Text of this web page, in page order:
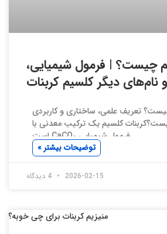
چیست؟ | فرمول شیمیایی،
نام‌های دیگر کلسیم کربنات
تعریف علمی، ساختاری و کاربردی
کلسیم یک ترکیب معدنی با
فرمول شیمیایی CaCO₃ است
توضیحات بیشتر »
2026-02-15